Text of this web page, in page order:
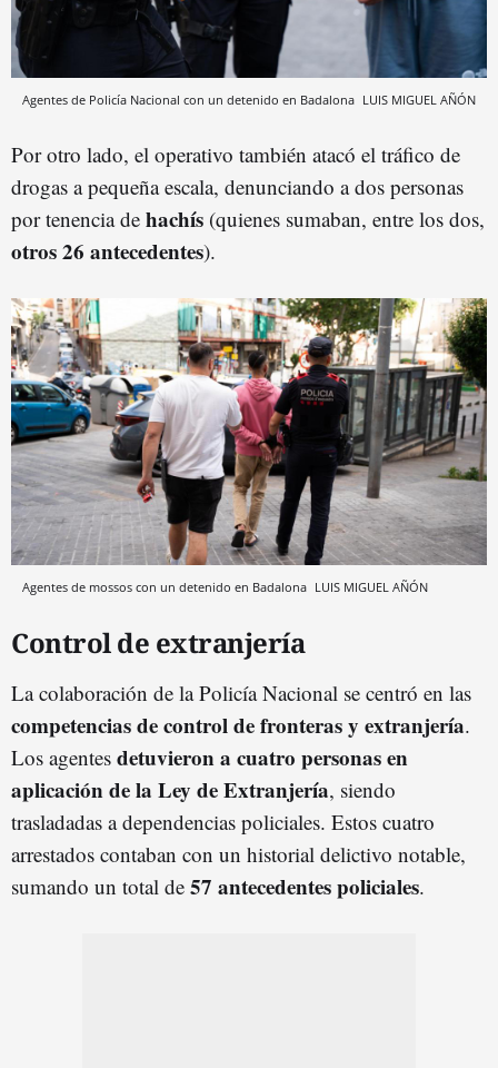
Agentes de Policía Nacional con un detenido en Badalona LUIS MIGUEL AÑÓN
Por otro lado, el operativo también atacó el tráfico de
drogas a pequeña escala, denunciando a dos personas
por tenencia de hachís (quienes sumaban, entre los dos,
otros 26 antecedentes).
Agentes de mossos con un detenido en Badalona LUIS MIGUEL AÑÓN
Control de extranjería
La colaboración de la Policía Nacional se centró en las
competencias de control de fronteras y extranjería.
Los agentes detuvieron a cuatro personas en
aplicación de la Ley de Extranjería, siendo
trasladadas a dependencias policiales. Estos cuatro
arrestados contaban con un historial delictivo notable,
sumando un total de 57 antecedentes policiales.